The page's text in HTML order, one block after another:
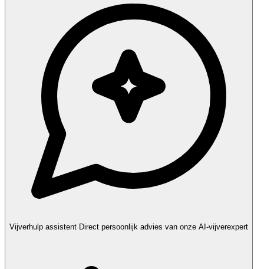
Vijverhulp assistent Direct persoonlijk advies van onze AI-vijverexpert